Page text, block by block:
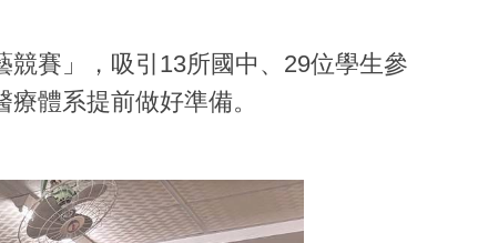
賽」，吸引13所國中、29位學生參
體系提前做好準備。